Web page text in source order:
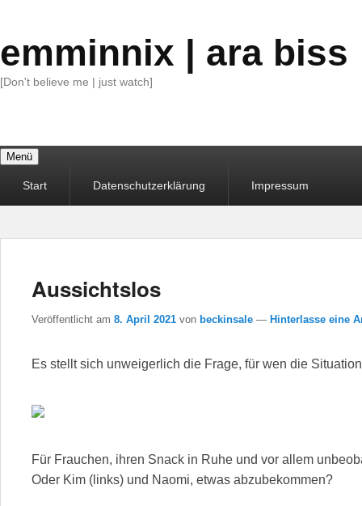
emminnix | ara biss
[Don't believe me | just watch]
Menü
MenüStart Datenschutzerklärung Impressum
Aussichtslos
Veröffentlicht am 8. April 2021 von beckinsale — Hinterlasse eine
Es stellt sich unweigerlich die Frage, für wen die
Für Frauchen, ihren Snack in Ruhe und vor allem
Oder Kim (links) und Naomi, etwas abzubekommen?